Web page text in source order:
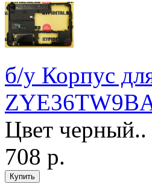
б/у Корпус
Цвет черный..
708 р.